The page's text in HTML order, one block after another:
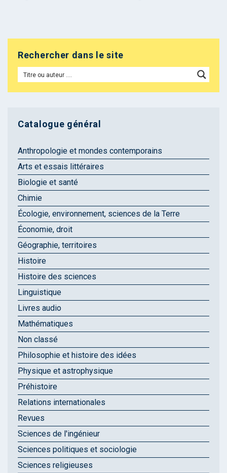
Rechercher dans le site
Catalogue général
Anthropologie et mondes contemporains
Arts et essais littéraires
Biologie et santé
Chimie
Écologie, environnement, sciences de la Terre
Économie, droit
Géographie, territoires
Histoire
Histoire des sciences
Linguistique
Livres audio
Mathématiques
Non classé
Philosophie et histoire des idées
Physique et astrophysique
Préhistoire
Relations internationales
Revues
Sciences de l'ingénieur
Sciences politiques et sociologie
Sciences religieuses